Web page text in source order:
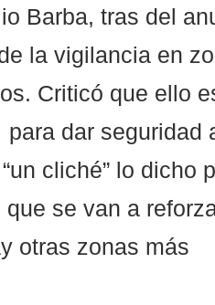
Barba, tras del
la vigilancia en
Criticó que ello
dar seguridad
cliché” lo dicho
se van a
otras zonas más